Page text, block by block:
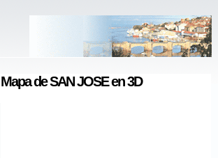
Mapa de SAN JOSE en 3D